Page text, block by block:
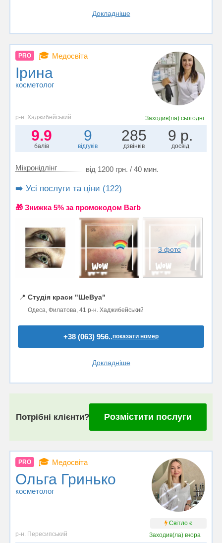
Докладніше
PRO 🎓 Медосвіта
Ірина
косметолог
р-н. Хаджибейський Заходив(ла)сьогодні
9.9
балів
9
відгуків
285
дзвінків
9 р.
досвід
Мікронідлінг від 1200 грн. / 40 мин.
➡️ Усі послуги та ціни (122)
🎁 Знижка 5% за промокодом Barb
3 фото
📍 Студія краси "ШеВуа"
Одеса, Филатова, 41 р-н. Хаджибейський
+38 (063) 956..показати номер
Докладніше
Потрібні клієнти? Розмістити послуги
PRO 🎓 Медосвіта
Ольга Гринько
косметолог
Світло є
р-н. Пересипський
Заходив(ла) вчора